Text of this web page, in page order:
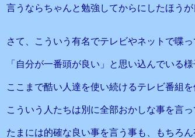
言うならちゃんと勉強してからにしたほうが
さて、こういう有名でテレビやネットで喋
「自分が一番頭が良い」と思い込んでいる
ここまで酷い人達を使い続けるテレビ番組
こういう人たちは別に全部おかしな事を言
たまには的確な良い事を言う事も、もちろん